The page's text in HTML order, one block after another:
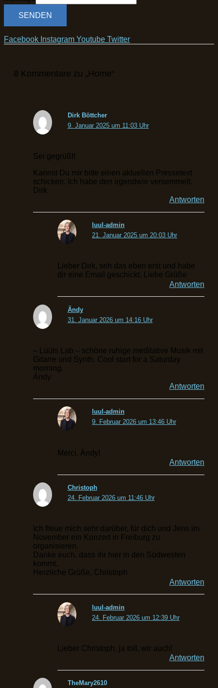
SENDEN
Facebook Instagram Youtube Twitter
8 Kommentare zu „Home“
Dirk Böttcher
9. Januar 2025 um 11:03 Uhr
Sei gegrüßt!
Kannst Du mir bitte einen aktuellen Pressetext
schicken. Ich habe den irgendwie versemmelt.
Dirk
Antworten
luul-admin
21. Januar 2025 um 20:03 Uhr
Lieber Dirk, seh das eben erst und habe
dir eine Email geschickt. Liebe Grüße
Antworten
Ändy
31. Januar 2026 um 14:16 Uhr
– Lüüls Lab – schöne ruhige meditative Musik mit
Gitarre und Synth. Cool start for a Saturday
morning.
Ändy
Antworten
luul-admin
9. Februar 2026 um 13:46 Uhr
Merci, Ändy!
Antworten
Christoph
24. Februar 2026 um 11:46 Uhr
Ich freue mich sehr darüber, für dich und Jens im
November ein Konzert in Freiburg zu
organisieren.
Danke euch, dass ihr hier in den Südwesten
kommt.
Herzliche Grüße, Christoph
Antworten
luul-admin
24. Februar 2026 um 12:39 Uhr
Lieber Christoph, ja toll, wir auch!
Antworten
TheMary2610